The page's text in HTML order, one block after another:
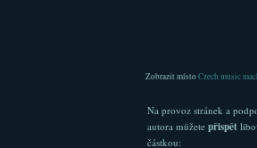
Zobrazit místoCzech music
Na provoz stránek a
autora můžete přispět
částkou: